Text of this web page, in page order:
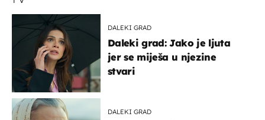
DALEKI GRAD
Daleki grad: Jako je ljuta
jer se miješa u njezine
stvari
DALEKI GRAD